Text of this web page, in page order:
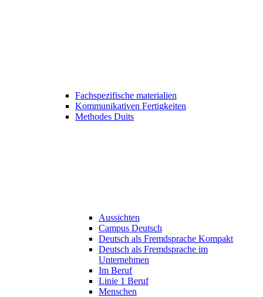
Fachspezifische materialien
Kommunikativen Fertigkeiten
Methodes Duits
Aussichten
Campus Deutsch
Deutsch als Fremdsprache Kompakt
Deutsch als Fremdsprache im
Unternehmen
Im Beruf
Linie 1 Beruf
Menschen